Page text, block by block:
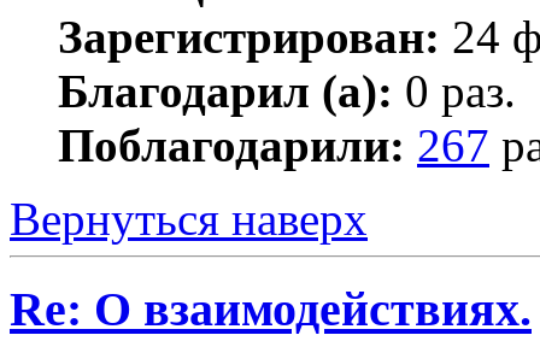
Зарегистрирован: 24
Благодарил (а): 0 раз.
Поблагодарили: 267
Вернуться наверх
Re: О взаимодействиях.